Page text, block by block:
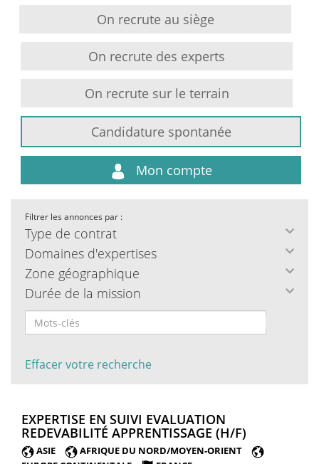
On recrute au siège
On recrute des experts
On recrute sur le terrain
Candidature spontanée
Mon compte
Filtrer les annonces par :
Type de contrat
Domaines d'expertises
Zone géographique
Durée de la mission
Effacer votre recherche
EXPERTISE EN SUIVI EVALUATION
REDEVABILITÉ APPRENTISSAGE (H/F)
FENÊTRE)
ASIE
AFRIQUE DU NORD/MOYEN-ORIENT